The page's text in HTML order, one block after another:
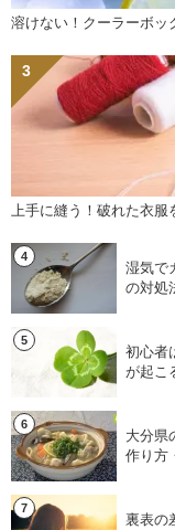
溶けない！クーラーボッ
上手に縫う！破れた衣服
湿気で
の対処
初心者
が起こ
大分県
作り方
裏表の